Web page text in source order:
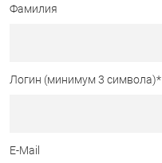
Фамилия
Логин (минимум 3 символа)*
E-Mail